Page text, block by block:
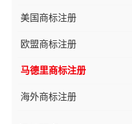
美国商标注册
欧盟商标注册
马德里商标注册
海外商标注册